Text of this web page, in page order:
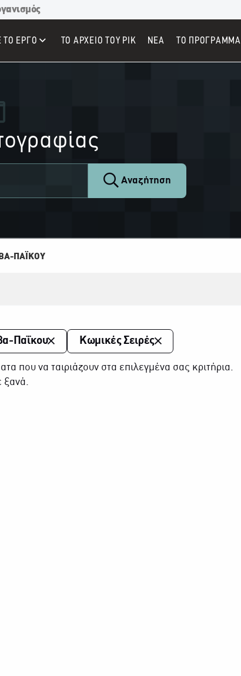
ΤΟ ΕΡΓΟ ΤΟ ΑΡΧΕΙΟ ΤΟΥ ΡΙΚ ΝΕΑ TO ΠΡΌΓΡΑΜΜΑ
Αναζήτηση
ΠΑΪ́ΚΟΥ
Παΐκου Κωμικές Σειρές
που να ταιριάζουν στα επιλεγμένα σας κριτήρια.
ξανά.